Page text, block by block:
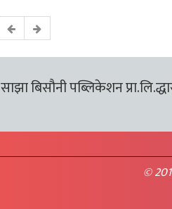
साझा बिसौनी पब्लिकेशन
©